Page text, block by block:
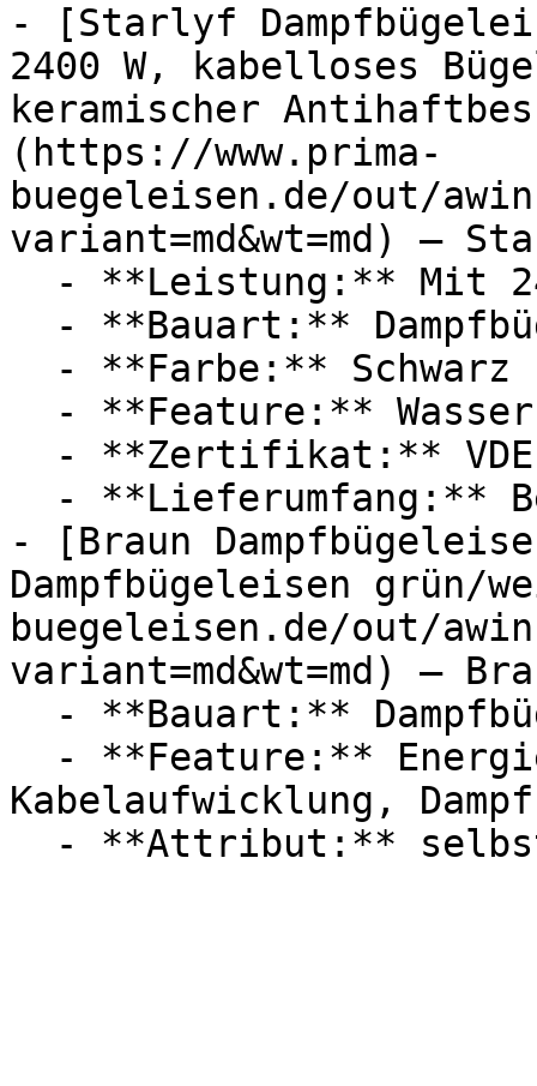
- [Starlyf
2400 W, kabelloses
keramischer
(https://www.prima-
buegeleisen.de/out/
variant=md&wt=md) —
- [Braun
Dampfbügeleisen grün/
buegeleisen.de/out/
variant=md&wt=md) —
Kabelaufwicklung,